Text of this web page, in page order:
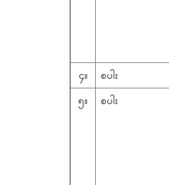
၄။ စပါး
၅။ စပါး